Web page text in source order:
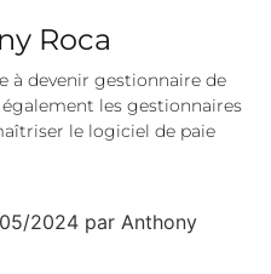
Roca
à devenir gestionnaire de
également les gestionnaires
le logiciel de paie
2024 par Anthony